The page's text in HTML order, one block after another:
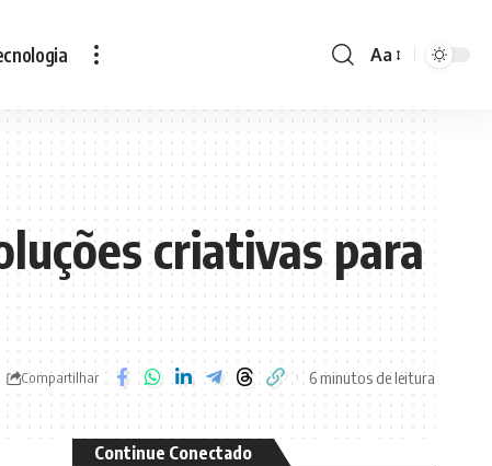
Font
Aa
criativas para
Compartilhar 6 minutos de leitura
Continue Conectado